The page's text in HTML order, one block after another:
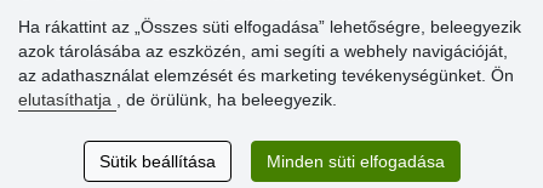
Vásárlók
értékelése
Excellent service
Thank you.
Ha rákattint az „Összes süti elfogadása” lehetőségre, beleegyezik
azok tárolásába az eszközén, ami segíti a webhely navigációját,
az adathasználat elemzését és marketing tevékenységünket. Ön
elutasíthatja
, de örülünk, ha beleegyezik.
Sütik beállítása Minden süti elfogadása